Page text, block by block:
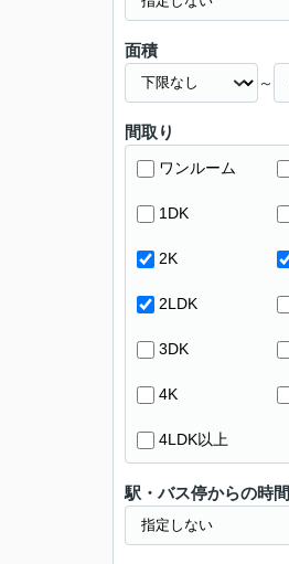
面積
～
間取り
ワンルーム
1DK
2K
2LDK
3DK
4K
4LDK以上
駅・バス停からの時間